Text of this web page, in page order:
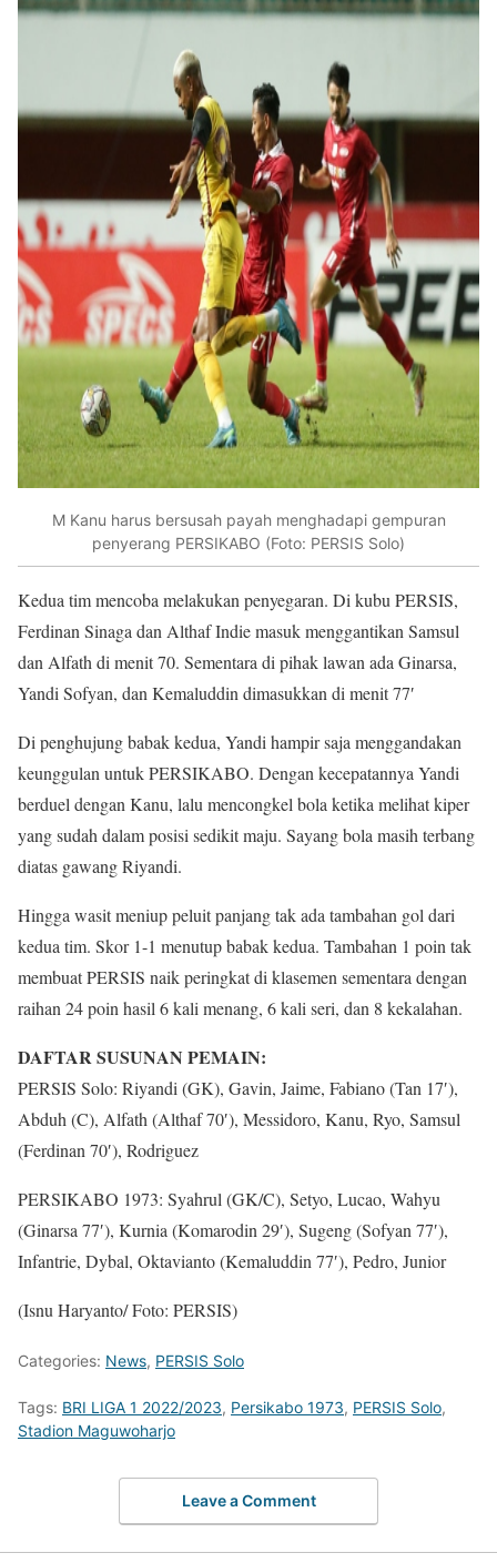
M Kanu harus bersusah payah menghadapi gempuran
penyerang PERSIKABO (Foto: PERSIS Solo)
Kedua tim mencoba melakukan penyegaran. Di kubu PERSIS,
Ferdinan Sinaga dan Althaf Indie masuk menggantikan Samsul
dan Alfath di menit 70. Sementara di pihak lawan ada Ginarsa,
Yandi Sofyan, dan Kemaluddin dimasukkan di menit 77′
Di penghujung babak kedua, Yandi hampir saja menggandakan
keunggulan untuk PERSIKABO. Dengan kecepatannya Yandi
berduel dengan Kanu, lalu mencongkel bola ketika melihat kiper
yang sudah dalam posisi sedikit maju. Sayang bola masih terbang
diatas gawang Riyandi.
Hingga wasit meniup peluit panjang tak ada tambahan gol dari
kedua tim. Skor 1-1 menutup babak kedua. Tambahan 1 poin tak
membuat PERSIS naik peringkat di klasemen sementara dengan
raihan 24 poin hasil 6 kali menang, 6 kali seri, dan 8 kekalahan.
DAFTAR SUSUNAN PEMAIN:
PERSIS Solo: Riyandi (GK), Gavin, Jaime, Fabiano (Tan 17′),
Abduh (C), Alfath (Althaf 70′), Messidoro, Kanu, Ryo, Samsul
(Ferdinan 70′), Rodriguez
PERSIKABO 1973: Syahrul (GK/C), Setyo, Lucao, Wahyu
(Ginarsa 77′), Kurnia (Komarodin 29′), Sugeng (Sofyan 77′),
Infantrie, Dybal, Oktavianto (Kemaluddin 77′), Pedro, Junior
(Isnu Haryanto/ Foto: PERSIS)
Categories: News, PERSIS Solo
Tags: BRI LIGA 1 2022/2023, Persikabo 1973, PERSIS Solo,
Stadion Maguwoharjo
Leave a Comment